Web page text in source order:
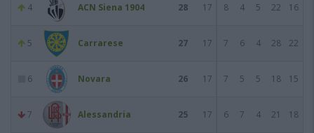
4 ACN Siena 1904 28 17 8 4 5 22 16
5 Carrarese 27 17 7 6 4 28 22
6 Novara 26 17 7 5 5 18 15
7 Alessandria 25 17 6 7 4 21 18